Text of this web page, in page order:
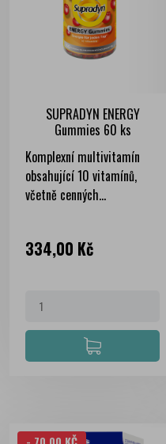
SUPRADYN ENERGY
Gummies 60 ks
Komplexní multivitamín
obsahující 10 vitamínů,
včetně cenných...
Cena
334,00 Kč